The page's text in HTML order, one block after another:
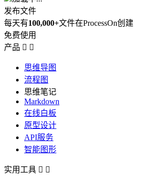
发布文件
每天有100,000+文件在ProcessOn创建
免费使用
产品  
思维导图
流程图
思维笔记
Markdown
在线白板
原型设计
API服务
智能图形
实用工具  